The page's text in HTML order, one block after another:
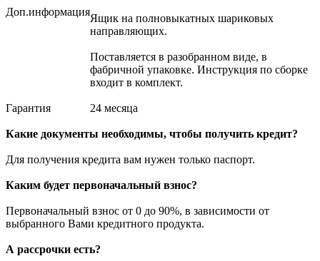
Доп.информация
Ящик на полновыкатных шариковых
направляющих.
Поставляется в разобранном виде, в
фабричной упаковке. Инструкция по сборке
входит в комплект.
Гарантия 24 месяца
Какие документы необходимы, чтобы получить кредит?
Для получения кредита вам нужен только паспорт.
Каким будет первоначальный взнос?
Первоначальный взнос от 0 до 90%, в зависимости от
выбранного Вами кредитного продукта.
А рассрочки есть?